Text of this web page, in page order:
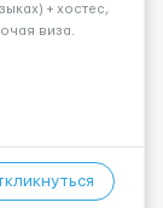
+ хостеc,
виза.
зарплат...